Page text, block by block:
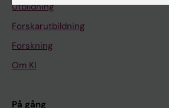
Utbildning
Forskarutbildning
Forskning
Om KI
På gång